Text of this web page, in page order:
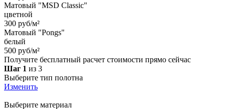
Матовый "MSD Classic"
цветной
300 руб/м²
Матовый "Pongs"
белый
500 руб/м²
Получите бесплатный расчет стоимости прямо сейчас
Шаг 1 из 3
Выберите тип полотна
Изменить
Выберите материал